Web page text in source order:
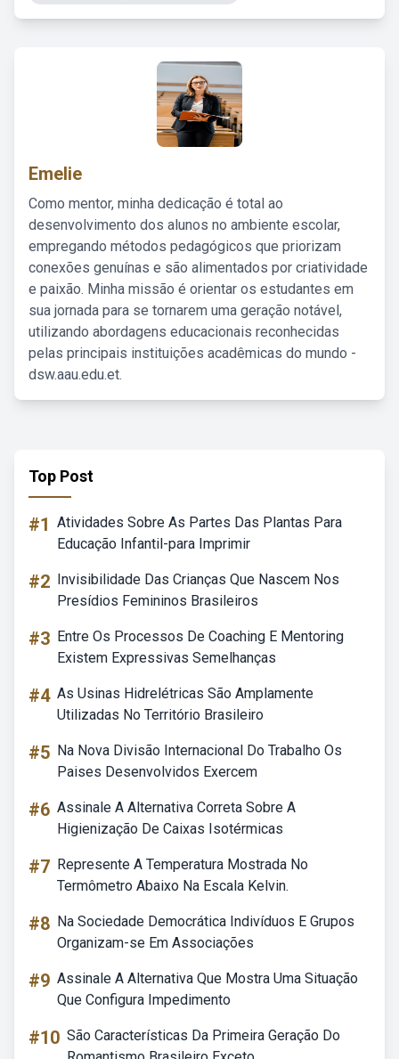
Emelie
Como mentor, minha dedicação é total ao
desenvolvimento dos alunos no ambiente escolar,
empregando métodos pedagógicos que priorizam
conexões genuínas e são alimentados por criatividade
e paixão. Minha missão é orientar os estudantes em
sua jornada para se tornarem uma geração notável,
utilizando abordagens educacionais reconhecidas
pelas principais instituições acadêmicas do mundo -
dsw.aau.edu.et.
Top Post
#1 Atividades Sobre As Partes Das Plantas Para
Educação Infantil-para Imprimir
#2 Invisibilidade Das Crianças Que Nascem Nos
Presídios Femininos Brasileiros
#3 Entre Os Processos De Coaching E Mentoring
Existem Expressivas Semelhanças
#4 As Usinas Hidrelétricas São Amplamente
Utilizadas No Território Brasileiro
#5 Na Nova Divisão Internacional Do Trabalho Os
Paises Desenvolvidos Exercem
#6 Assinale A Alternativa Correta Sobre A
Higienização De Caixas Isotérmicas
#7 Represente A Temperatura Mostrada No
Termômetro Abaixo Na Escala Kelvin.
#8 Na Sociedade Democrática Indivíduos E Grupos
Organizam-se Em Associações
#9 Assinale A Alternativa Que Mostra Uma Situação
Que Configura Impedimento
#10 São Características Da Primeira Geração Do